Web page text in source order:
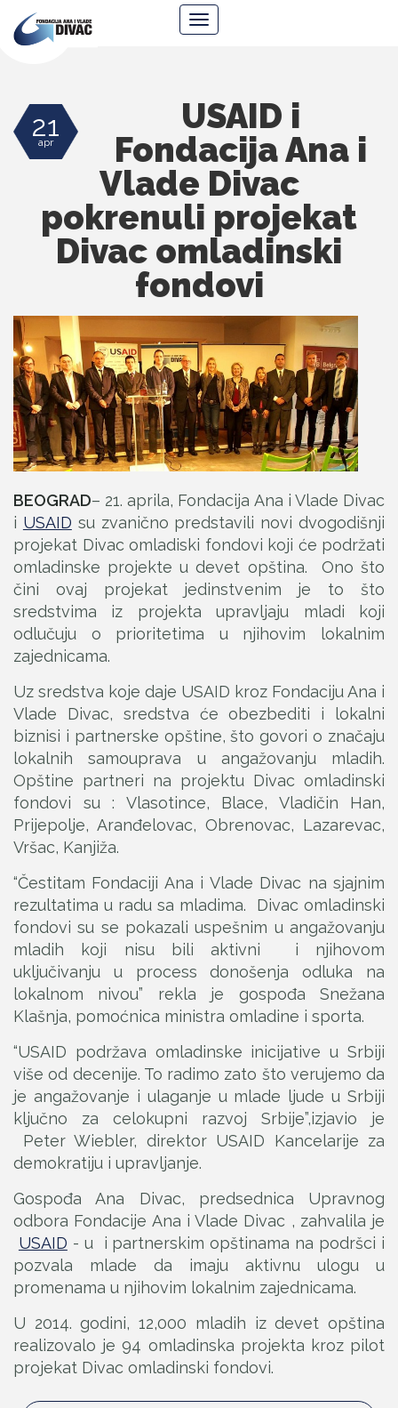
Ana
Navigacija
21
apr
USAID i
Fondacija Ana i
Vlade Divac
pokrenuli projekat
Divac omladinski
fondovi
BEOGRAD– 21. aprila, Fondacija Ana i Vlade Divac
i USAID su zvanično predstavili novi dvogodišnji
projekat Divac omladiski fondovi koji će podržati
omladinske projekte u devet opština. Ono što
čini ovaj projekat jedinstvenim je to što
sredstvima iz projekta upravljaju mladi koji
odlučuju o prioritetima u njihovim lokalnim
zajednicama.
Uz sredstva koje daje USAID kroz Fondaciju Ana i
Vlade Divac, sredstva će obezbediti i lokalni
biznisi i partnerske opštine, što govori o značaju
lokalnih samouprava u angažovanju mladih.
Opštine partneri na projektu Divac omladinski
fondovi su : Vlasotince, Blace, Vladičin Han,
Prijepolje, Aranđelovac, Obrenovac, Lazarevac,
Vršac, Kanjiža.
“Čestitam Fondaciji Ana i Vlade Divac na sjajnim
rezultatima u radu sa mladima. Divac omladinski
fondovi su se pokazali uspešnim u angažovanju
mladih koji nisu bili aktivni i njihovom
uključivanju u process donošenja odluka na
lokalnom nivou” rekla je gospođa Snežana
Klašnja, pomoćnica ministra omladine i sporta.
“USAID podržava omladinske inicijative u Srbiji
više od decenije. To radimo zato što verujemo da
je angažovanje i ulaganje u mlade ljude u Srbiji
ključno za celokupni razvoj Srbije”,izjavio je
Peter Wiebler, direktor USAID Kancelarije za
demokratiju i upravljanje.
Gospođa Ana Divac, predsednica Upravnog
odbora Fondacije Ana i Vlade Divac , zahvalila je
USAID - u i partnerskim opštinama na podršci i
pozvala mlade da imaju aktivnu ulogu u
promenama u njihovim lokalnim zajednicama.
U 2014. godini, 12,000 mladih iz devet opština
realizovalo je 94 omladinska projekta kroz pilot
projekat Divac omladinski fondovi.